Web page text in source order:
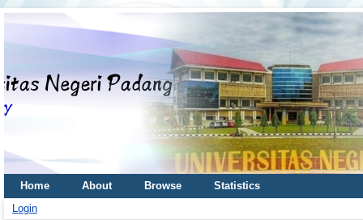
Home About Browse
Statistics
Login